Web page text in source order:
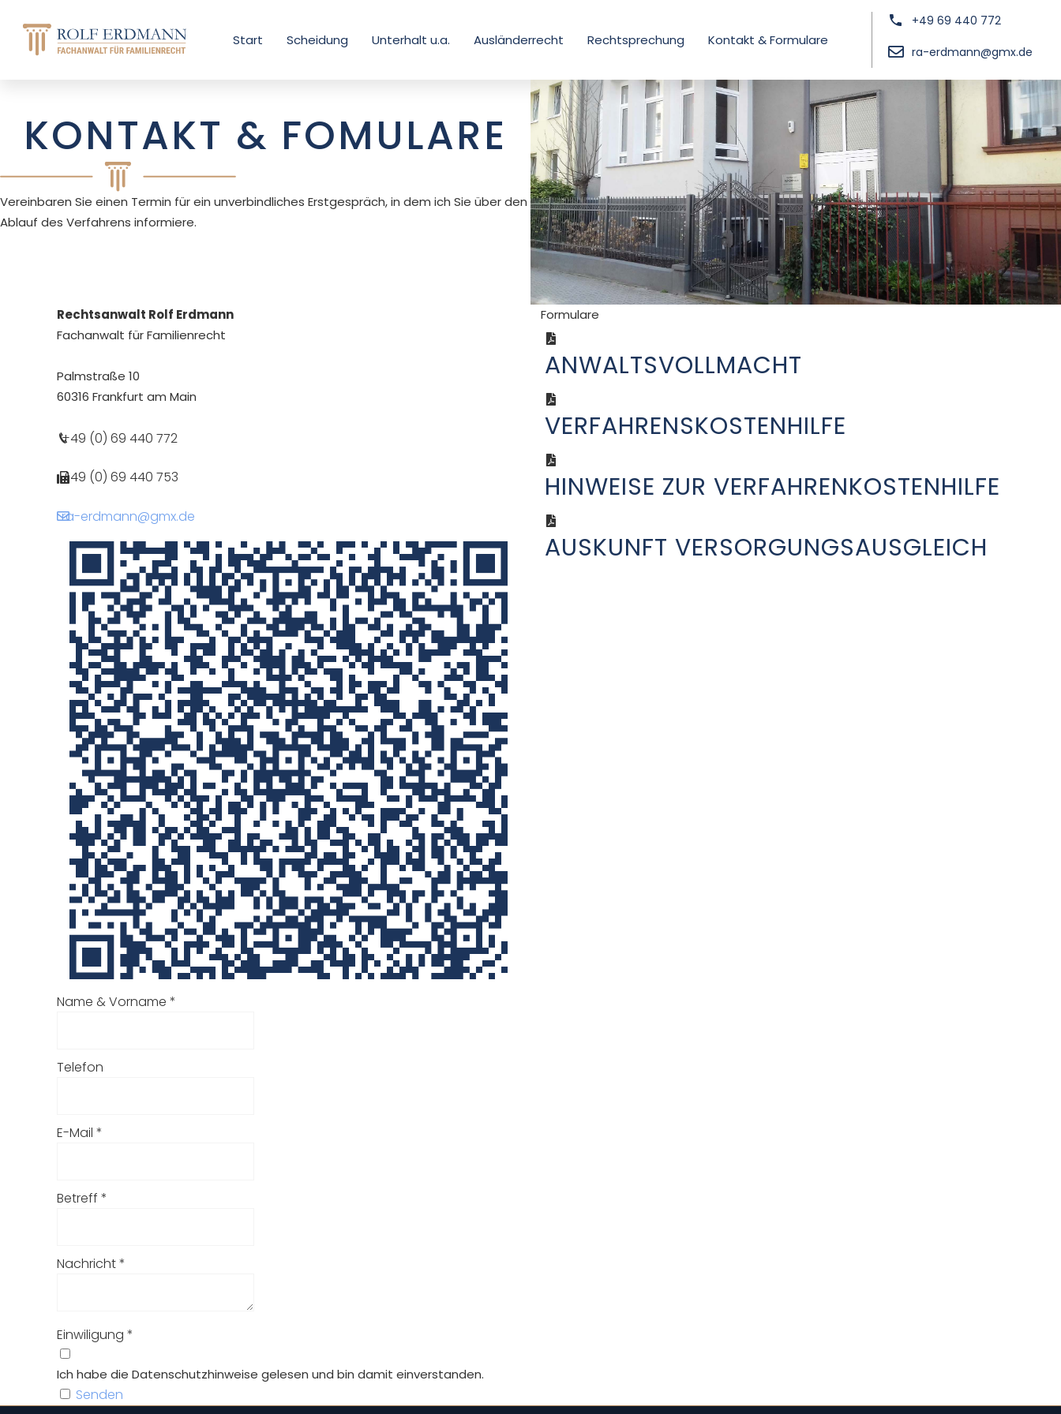
Start Scheidung Unterhalt u.a. Ausländerrecht Rechtsprechung Kontakt & Formulare
+49 69 440 772
ra-erdmann@gmx.de
KONTAKT & FOMULARE
Vereinbaren Sie einen Termin für ein unverbindliches Erstgespräch, in dem ich Sie über den
Ablauf des Verfahrens informiere.
Rechtsanwalt Rolf Erdmann
Fachanwalt für Familienrecht
Palmstraße 10
60316 Frankfurt am Main
+49 (0) 69 440 772
+49 (0) 69 440 753
ra-erdmann@gmx.de
Formulare
ANWALTSVOLLMACHT
VERFAHRENSKOSTENHILFE
HINWEISE ZUR VERFAHRENKOSTENHILFE
AUSKUNFT VERSORGUNGSAUSGLEICH
Name & Vorname *
Telefon
E-Mail *
Betreff *
Nachricht*
Einwiligung *
Ich habe die Datenschutzhinweise gelesen und bin damit einverstanden.
Senden